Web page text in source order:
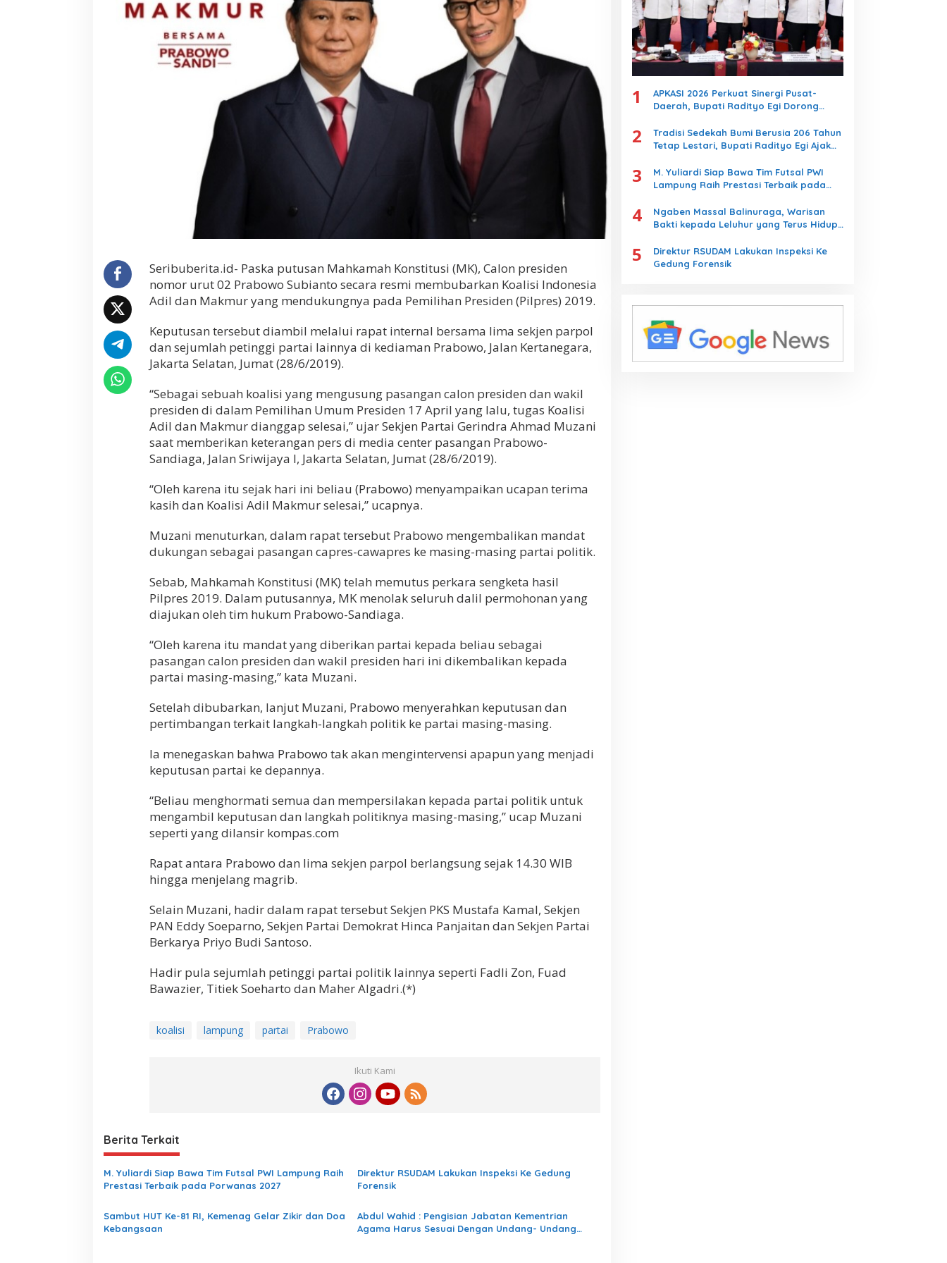
M
a
k
r
R
a
a
n
P
a
b
o
w
Seribuberita.id- Paska putusan Mahkamah Konstitusi (MK), Calon presiden
nomor urut 02 Prabowo Subianto secara resmi membubarkan Koalisi Indonesia
Adil dan Makmur yang mendukungnya pada Pemilihan Presiden (Pilpres) 2019.
Keputusan tersebut diambil melalui rapat internal bersama lima sekjen parpol
dan sejumlah petinggi partai lainnya di kediaman Prabowo, Jalan Kertanegara,
Jakarta Selatan, Jumat (28/6/2019).
“Sebagai sebuah koalisi yang mengusung pasangan calon presiden dan wakil
presiden di dalam Pemilihan Umum Presiden 17 April yang lalu, tugas Koalisi
Adil dan Makmur dianggap selesai,” ujar Sekjen Partai Gerindra Ahmad Muzani
saat memberikan keterangan pers di media center pasangan Prabowo-
Sandiaga, Jalan Sriwijaya I, Jakarta Selatan, Jumat (28/6/2019).
“Oleh karena itu sejak hari ini beliau (Prabowo) menyampaikan ucapan terima
kasih dan Koalisi Adil Makmur selesai,” ucapnya.
Muzani menuturkan, dalam rapat tersebut Prabowo mengembalikan mandat
dukungan sebagai pasangan capres-cawapres ke masing-masing partai politik.
Sebab, Mahkamah Konstitusi (MK) telah memutus perkara sengketa hasil
Pilpres 2019. Dalam putusannya, MK menolak seluruh dalil permohonan yang
diajukan oleh tim hukum Prabowo-Sandiaga.
“Oleh karena itu mandat yang diberikan partai kepada beliau sebagai
pasangan calon presiden dan wakil presiden hari ini dikembalikan kepada
partai masing-masing,” kata Muzani.
Setelah dibubarkan, lanjut Muzani, Prabowo menyerahkan keputusan dan
pertimbangan terkait langkah-langkah politik ke partai masing-masing.
Ia menegaskan bahwa Prabowo tak akan mengintervensi apapun yang menjadi
keputusan partai ke depannya.
“Beliau menghormati semua dan mempersilakan kepada partai politik untuk
mengambil keputusan dan langkah politiknya masing-masing,” ucap Muzani
seperti yang dilansir kompas.com
Rapat antara Prabowo dan lima sekjen parpol berlangsung sejak 14.30 WIB
hingga menjelang magrib.
Selain Muzani, hadir dalam rapat tersebut Sekjen PKS Mustafa Kamal, Sekjen
PAN Eddy Soeparno, Sekjen Partai Demokrat Hinca Panjaitan dan Sekjen Partai
Berkarya Priyo Budi Santoso.
Hadir pula sejumlah petinggi partai politik lainnya seperti Fadli Zon, Fuad
Bawazier, Titiek Soeharto dan Maher Algadri.(*)
koalisi lampung partai Prabowo
Ikuti Kami
Berita Terkait
M. Yuliardi Siap Bawa Tim Futsal PWI Lampung Raih
Prestasi Terbaik pada Porwanas 2027
Direktur RSUDAM Lakukan Inspeksi Ke Gedung
Forensik
Sambut HUT Ke-81 RI, Kemenag Gelar Zikir dan Doa
Kebangsaan
Abdul Wahid : Pengisian Jabatan Kementrian
Agama Harus Sesuai Dengan Undang- Undang
1
APKASI 2026 Perkuat Sinergi Pusat-
Daerah, Bupati Radityo Egi Dorong
Lampung Selatan
2
Tradisi Sedekah Bumi Berusia 206 Tahun
Tetap Lestari, Bupati Radityo Egi Ajak
3
M. Yuliardi Siap Bawa Tim Futsal PWI
Lampung Raih Prestasi Terbaik pada
4
Ngaben Massal Balinuraga, Warisan
Bakti kepada Leluhur yang Terus Hidup
5
Direktur RSUDAM Lakukan Inspeksi Ke
Gedung Forensik